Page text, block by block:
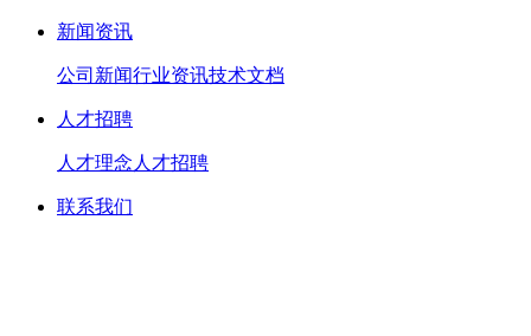
新闻资讯
公司新闻行业资讯技术文档
人才招聘
人才理念 人才招聘
联系我们